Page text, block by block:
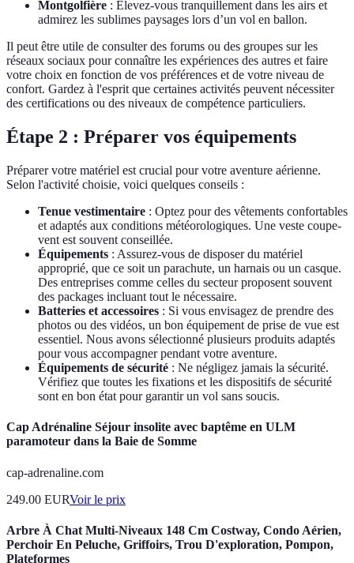
Montgolfière : Élevez-vous tranquillement dans les airs et
admirez les sublimes paysages lors d’un vol en ballon.
Il peut être utile de consulter des forums ou des groupes sur les
réseaux sociaux pour connaître les expériences des autres et faire
votre choix en fonction de vos préférences et de votre niveau de
confort. Gardez à l'esprit que certaines activités peuvent nécessiter
des certifications ou des niveaux de compétence particuliers.
Étape 2 : Préparer vos équipements
Préparer votre matériel est crucial pour votre aventure aérienne.
Selon l'activité choisie, voici quelques conseils :
Tenue vestimentaire : Optez pour des vêtements confortables
et adaptés aux conditions météorologiques. Une veste coupe-
vent est souvent conseillée.
Équipements : Assurez-vous de disposer du matériel
approprié, que ce soit un parachute, un harnais ou un casque.
Des entreprises comme celles du secteur proposent souvent
des packages incluant tout le nécessaire.
Batteries et accessoires : Si vous envisagez de prendre des
photos ou des vidéos, un bon équipement de prise de vue est
essentiel. Nous avons sélectionné plusieurs produits adaptés
pour vous accompagner pendant votre aventure.
Équipements de sécurité : Ne négligez jamais la sécurité.
Vérifiez que toutes les fixations et les dispositifs de sécurité
sont en bon état pour garantir un vol sans soucis.
Cap Adrénaline Séjour insolite avec baptême en ULM
paramoteur dans la Baie de Somme
cap-adrenaline.com
249.00 EURVoir le prix
Arbre À Chat Multi-Niveaux 148 Cm Costway, Condo Aérien,
Perchoir En Peluche, Griffoirs, Trou D'exploration, Pompon,
Plateformes